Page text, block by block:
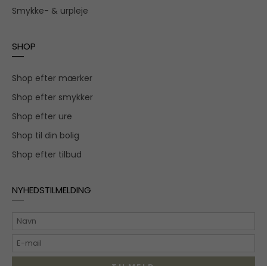
Smykke- & urpleje
SHOP
Shop efter mærker
Shop efter smykker
Shop efter ure
Shop til din bolig
Shop efter tilbud
NYHEDSTILMELDING